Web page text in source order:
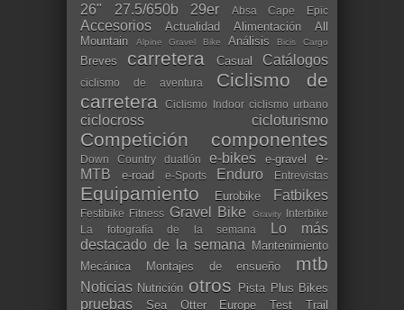
26" 27.5/650b 29er Absa Cape Epic
Accesorios Actualidad Alimentación
All
Mountain
Alpine Gravel Bike Análisis Bicis Cargo
Breves carretera Casual Catálogos
ciclismo de aventura
Ciclismo de
carretera
Ciclismo Indoor ciclismo urbano
ciclocross cicloturismo
Competición componentes
Down Country duatlón e-bikes e-gravel
e-
MTB
e-road e-Sports Enduro Entrevistas
Equipamiento Eurobike Fatbikes
Festibike Fitness Gravel Bike Gravity Interbike
La fotografía de la semana
Lo más
destacado de la semana
Mantenimiento
Mecánica
Montajes de ensueño mtb
Noticias Nutrición otros Pista Plus Bikes
pruebas Sea Otter Europe Test Trail